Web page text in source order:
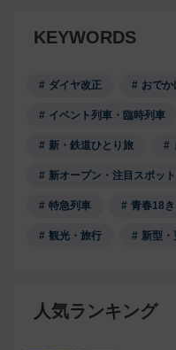
KEYWORDS
ダイヤ改正 おでか
イベント列車・臨時列車
新・鉄道ひとり旅
新オープン・注目スポット
特急列車 青春18
観光・旅行 新型・
人気ランキング